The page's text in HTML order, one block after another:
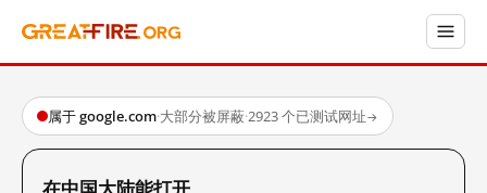
属于 google.com·大部分被屏蔽·2923 个已测试网址→